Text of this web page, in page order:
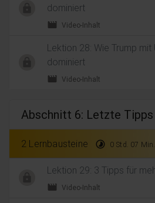
dominiert
movie Video-Inhalt
Lektion 28: Wie Trump
dominiert
movie Video-Inhalt
Abschnitt 6: Letzte Tipps
2 Lernbausteine timelapse 0 Std. 07 Min.
Lektion 29: 3 Tipps für
movie Video-Inhalt